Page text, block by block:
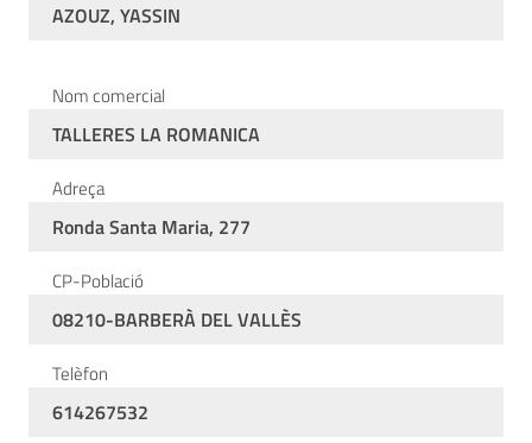
AZOUZ, YASSIN
Nom comercial
TALLERES LA ROMANICA
Adreça
Ronda Santa Maria, 277
CP-Població
08210-BARBERÀ DEL VALLÈS
Telèfon
614267532